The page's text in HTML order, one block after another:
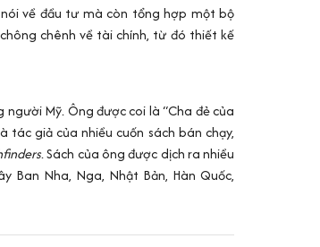
về đầu tư mà còn tổng hợp một bộ
chênh về tài chính, từ đó thiết kế
Mỹ. Ông được coi là “Cha đẻ của
giả của nhiều cuốn sách bán chạy,
. Sách của ông được dịch ra nhiều
Ban Nha, Nga, Nhật Bản, Hàn Quốc,